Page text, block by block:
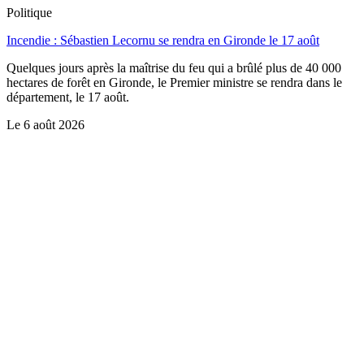
Politique
Incendie : Sébastien Lecornu se rendra en Gironde le 17 août
Quelques jours après la maîtrise du feu qui a brûlé plus de 40 000
hectares de forêt en Gironde, le Premier ministre se rendra dans le
département, le 17 août.
Le 6 août 2026